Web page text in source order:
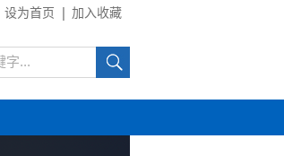
加入收藏
设为首页